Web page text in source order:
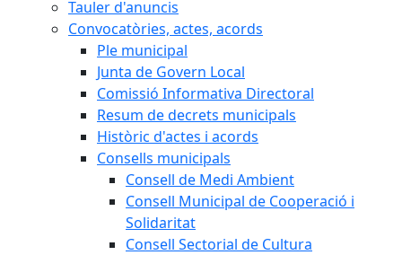
Tauler d'anuncis
Convocatòries, actes, acords
Ple municipal
Junta de Govern Local
Comissió Informativa Directoral
Resum de decrets municipals
Històric d'actes i acords
Consells municipals
Consell de Medi Ambient
Consell Municipal de Cooperació i
Solidaritat
Consell Sectorial de Cultura